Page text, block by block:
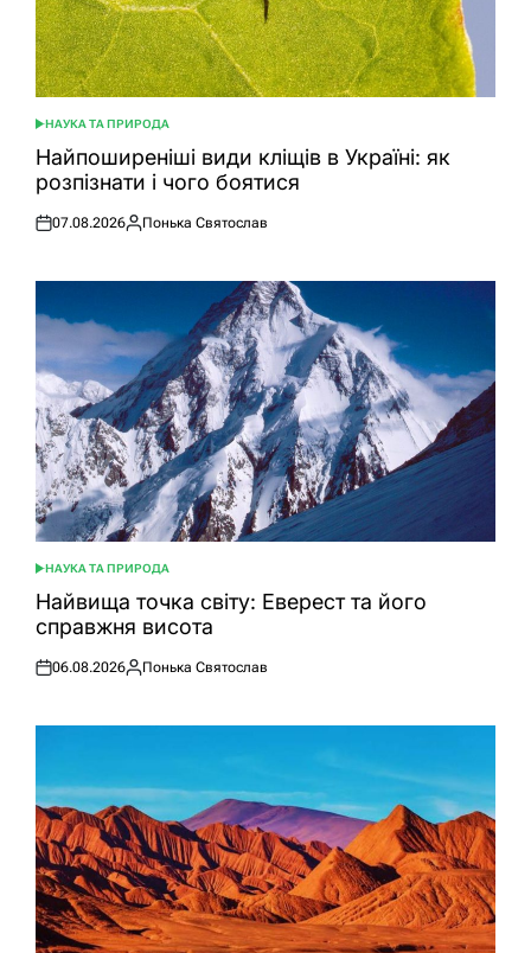
ОПУБЛІКУВАТИ
У
НАУКА ТА ПРИРОДА
Найпоширеніші види кліщів в Україні: як
розпізнати і чого боятися
Оприлюднено
07.08.2026
Опубліковано
Понька Святослав
ОПУБЛІКУВАТИ
У
НАУКА ТА ПРИРОДА
Найвища точка світу: Еверест та його
справжня висота
Оприлюднено
06.08.2026
Опубліковано
Понька Святослав